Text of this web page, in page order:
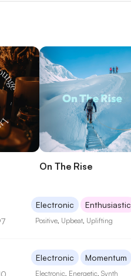
On The Rise
Electronic Enthusiastic
Positive Upbeat Uplifting
Electronic Momentum
Electronic Energetic ,Synth